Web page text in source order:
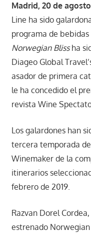
Madrid, 20 de
Line ha sido
programa de
Norwegian Blissha
Diageo Global
asador de primera
le ha concedido el
revista Wine
Los galardones han
tercera temporada
Winemaker de la
itinerarios
febrero de 2019.
Razvan Dorel
estrenado